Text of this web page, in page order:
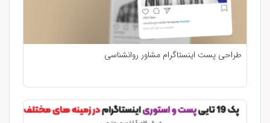
طراحی پست اینستاگرام مشاور روانشناسی